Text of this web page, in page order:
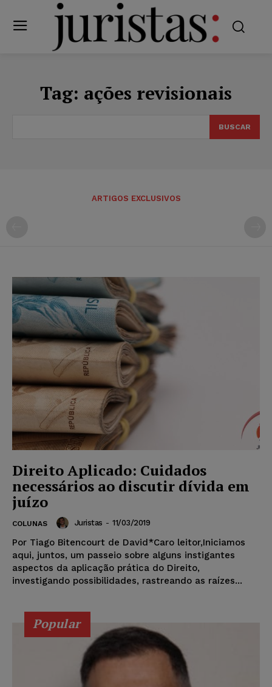
Tag: ações revisionais
BUSCAR
ARTIGOS EXCLUSIVOS
Direito Aplicado: Cuidados
necessários ao discutir dívida em
juízo
COLUNAS Juristas - 11/03/2019
Por Tiago Bitencourt de David*Caro leitor,Iniciamos
aqui, juntos, um passeio sobre alguns instigantes
aspectos da aplicação prática do Direito,
investigando possibilidades, rastreando as raízes...
Popular